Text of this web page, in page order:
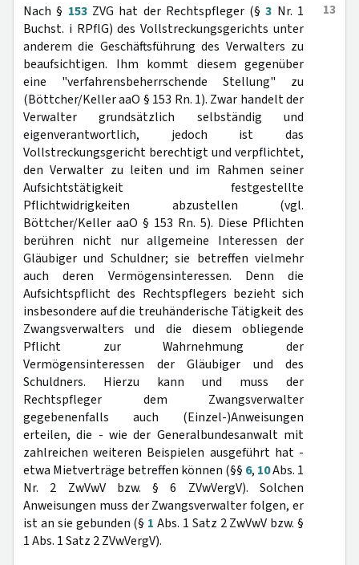
13
Nach § 153ZVG hat der Rechtspfleger (§3 Nr. 1
Buchst. i RPflG) des Vollstreckungsgerichts unter
anderem die Geschäftsführung des Verwalters zu
beaufsichtigen. Ihm kommt diesem gegenüber
eine "verfahrensbeherrschende Stellung" zu
(Böttcher/Keller aaO § 153 Rn. 1). Zwar handelt der
Verwalter grundsätzlich selbständig und
eigenverantwortlich, jedoch ist das
Vollstreckungsgericht berechtigt und verpflichtet,
den Verwalter zu leiten und im Rahmen seiner
Aufsichtstätigkeit festgestellte
Pflichtwidrigkeiten abzustellen (vgl.
Böttcher/Keller aaO § 153 Rn. 5). Diese Pflichten
berühren nicht nur allgemeine Interessen der
Gläubiger und Schuldner; sie betreffen vielmehr
auch deren Vermögensinteressen. Denn die
Aufsichtspflicht des Rechtspflegers bezieht sich
insbesondere auf die treuhänderische Tätigkeit des
Zwangsverwalters und die diesem obliegende
Pflicht zur Wahrnehmung der
Vermögensinteressen der Gläubiger und des
Schuldners. Hierzu kann und muss der
Rechtspfleger dem Zwangsverwalter
gegebenenfalls auch (Einzel-)Anweisungen
erteilen, die - wie der Generalbundesanwalt mit
zahlreichen weiteren Beispielen ausgeführt hat -
etwa Mietverträge betreffen können (§§ 6, 10Abs. 1
Nr. 2 ZwVwV bzw. § 6 ZVwVergV). Solchen
Anweisungen muss der Zwangsverwalter folgen, er
ist an sie gebunden (§ 1 Abs. 1 Satz 2 ZwVwV bzw. §
1 Abs. 1 Satz 2 ZVwVergV).